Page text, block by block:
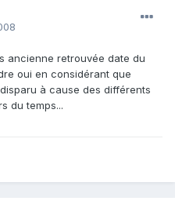
ancienne retrouvée date du
oui en considérant que
à cause des différents
du temps...